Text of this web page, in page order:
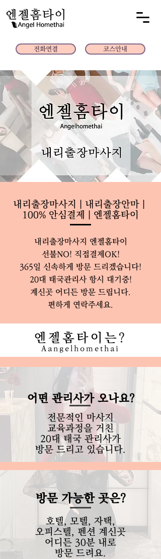
전화연결 코스안내
내리출장마사지｜내리출장안마｜
100% 안심결제｜엔젤홈타이
내리출장마사지 엔젤홈타이
선불NO! 직접결제OK!
365일 신속하게 방문 드리겠습니다!
20대 태국관리사 항시 대기중!
계신곳 어디든 방문 드립니다.
​편하게 연락주세요.
엔젤홈타이는?
Aangelhomethai
어떤 관리사가 오나요?
전문적인 마사지
교육과정을 거친
20대 태국 관리사가
​방문 드리고 있습니다.
​방문 가능한 곳은?
호텔, 모텔, 자택,
오피스텔, 펜션 계신곳
어디든 30분 내로
​방문 드려요.